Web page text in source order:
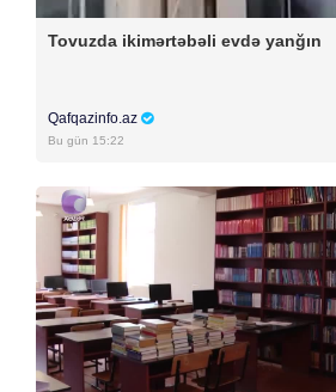
Tovuzda ikimərtəbəli evdə yanğın
Qafqazinfo.az
Bu gün 15:22